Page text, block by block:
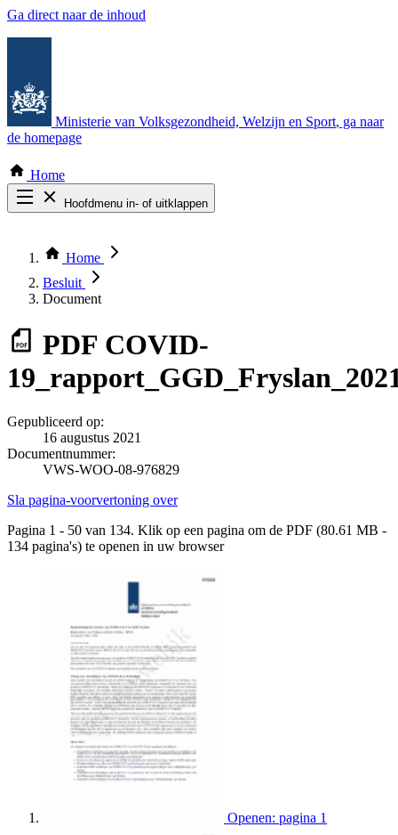
Ga direct naar de inhoud
Ministerie van Volksgezondheid, Welzijn en Sport, ga naar
de homepage
Home
Hoofdmenu in- of uitklappen
Thema COVID-19
Bekijk per bestuursorgaan
Home
Besluit
Document
PDF COVID-
Gepubliceerd op:
16 augustus 2021
Documentnummer:
VWS-WOO-08-976829
Sla pagina-voorvertoning over
Pagina 1 - 50 van 134. Klik op een pagina om de PDF (80.61 MB -
134 pagina's) te openen in uw browser
Openen: pagina 1